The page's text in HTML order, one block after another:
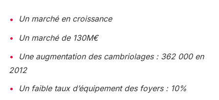
Un marché en croissance
Un marché de 130M€
Une augmentation des cambriolages : 362 000 en
2012
Un faible taux d’équipement des foyers : 10%